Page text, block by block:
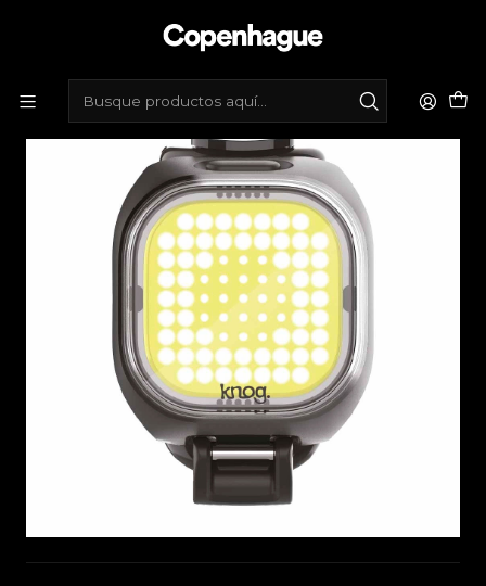
Tienda de bicicletas
Luz delantera Knog Blinder mini square - 50lm